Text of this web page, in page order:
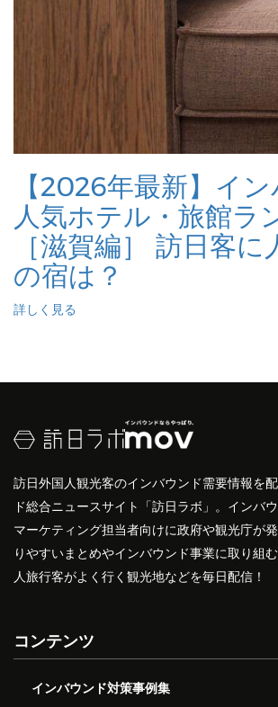
【2026年最新】イ
人気ホテル・旅館ラ
［滋賀編］ 訪日客に
の宿は？
詳しく見る
訪日外国人観光客のインバウンド需要情報を
ド総合ニュースサイト「訪日ラボ」。インバ
マーケティング担当者向けに政府や観光庁が
りやすいまとめやインバウンド事業に取り組
人旅行客がよく行く観光地などを毎日配信！
コンテンツ
インバウンド対策事例集